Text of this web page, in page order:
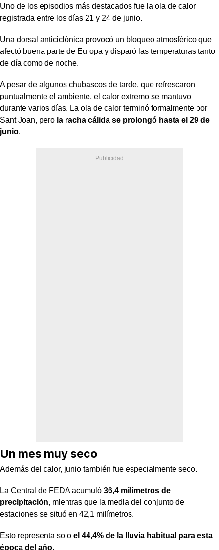
Uno de los episodios más destacados fue la ola de calor
registrada entre los días 21 y 24 de junio.
Una dorsal anticiclónica provocó un bloqueo atmosférico que
afectó buena parte de Europa y disparó las temperaturas tanto
de día como de noche.
A pesar de algunos chubascos de tarde, que refrescaron
puntualmente el ambiente, el calor extremo se mantuvo
durante varios días. La ola de calor terminó formalmente por
Sant Joan, pero la racha cálida se prolongó hasta el 29 de
junio.
Un mes muy seco
Además del calor, junio también fue especialmente seco.
La Central de FEDA acumuló 36,4 milímetros de
precipitación, mientras que la media del conjunto de
estaciones se situó en 42,1 milímetros.
Esto representa solo el 44,4% de la lluvia habitual para esta
época del año.